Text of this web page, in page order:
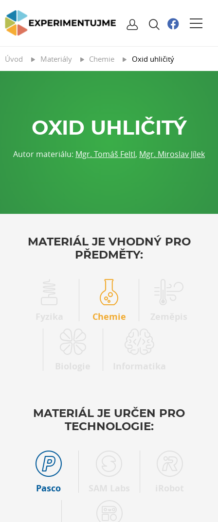
Úvod Materiály Chemie Oxid uhličitý
OXID UHLIČITÝ
Autor materiálu: Mgr. Tomáš Feltl, Mgr. Miroslav Jílek
MATERIÁL JE VHODNÝ PRO
PŘEDMĚTY:
Chemie
MATERIÁL JE URČEN PRO
TECHNOLOGIE:
Pasco